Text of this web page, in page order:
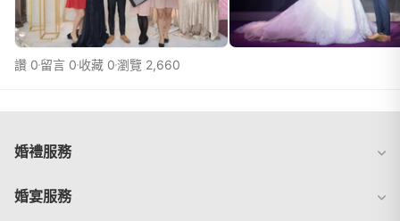
讚 0 留言 0 收藏 0瀏覽 2,660
婚禮服務
婚宴服務